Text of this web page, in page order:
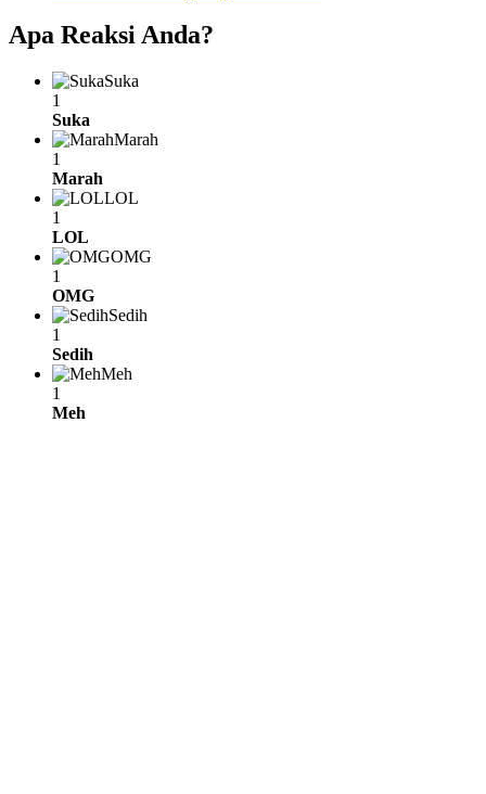
Apa Reaksi Anda?
Suka
1
Suka
Marah
1
Marah
LOL
1
LOL
OMG
1
OMG
Sedih
1
Sedih
Meh
1
Meh